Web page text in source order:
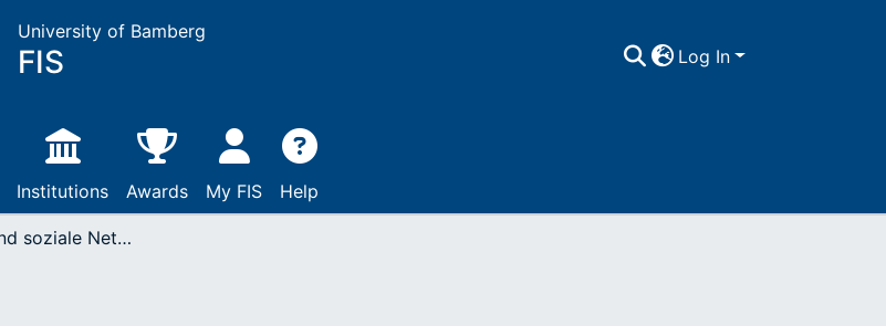
University of Bamberg
FIS Log In
Institutions Awards My FIS Help
Familien und soziale Netzwerke : methodologische Überlegungen zu den Beziehungen zwischen Familien unterschiedlicher ethnischer Herkunft